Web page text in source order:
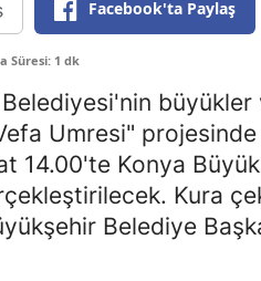
Facebook'ta Paylaş
Süresi: 1 dk
Umresi"
14.00'te Konya
Kura
Belediye